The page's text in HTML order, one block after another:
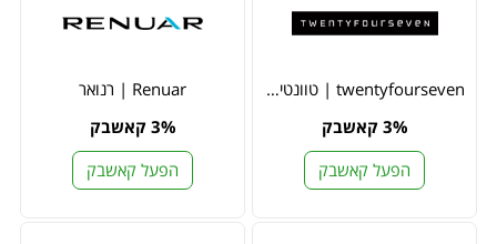
twentyfourseven | טוונטי פור סבן
3% קאשבק
הפעל קאשבק
Renuar | רנואר
3% קאשבק
הפעל קאשבק